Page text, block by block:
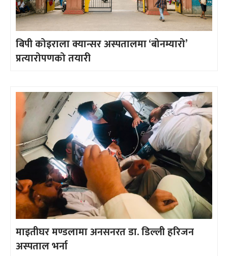
बिपी कोइराला क्यान्सर अस्पतालमा ‘बोनम्यारो’
प्रत्यारोपणको तयारी
माइतीघर मण्डलामा अनसनरत डा. डिल्ली हरिजन
अस्पताल भर्ना